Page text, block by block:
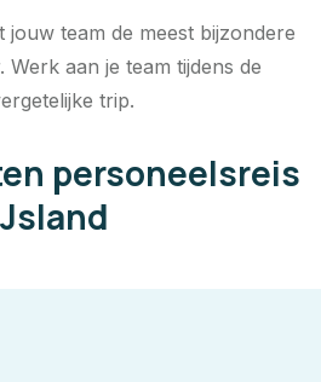
jouw team de meest bijzondere
aan je team tijdens de
trip.
personeelsreis